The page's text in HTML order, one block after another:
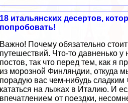
18 итальянских десертов,
попробовать!
Важно! Почему обязательно стоит
путешествий. Что-то давненько
постов, так что перед тем, как я
из морозной Финляндии, откуда
порадую вас чем-нибудь
кататься на лыжах в Италию. И
впечатлением от поездки,